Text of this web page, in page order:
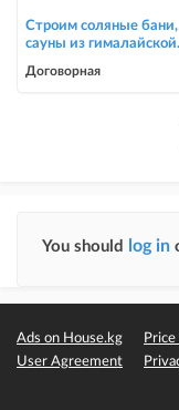
Строим соляные бани,
сауны из гималайской
Договорная
You should log in
Ads on House.kg
User Agreement